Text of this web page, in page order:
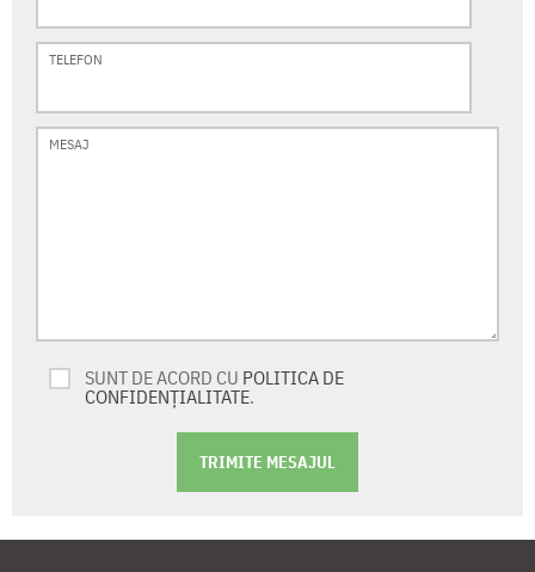
TELEFON
MESAJ
SUNT DE ACORD CU POLITICA DE
CONFIDENȚIALITATE.
TRIMITE MESAJUL